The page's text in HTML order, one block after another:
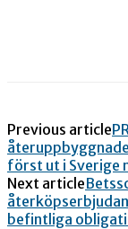
Previous article
först ut i Sverige
Next article
befintliga